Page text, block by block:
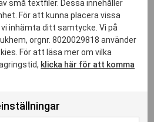
små textfiler. Dessa innehåller
För att kunna placera vissa
inhämta ditt samtycke. Vi på
orgnr. 8020029818 använder
För att läsa mer om vilka
klicka här för att komma